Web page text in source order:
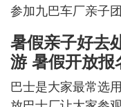
参加九巴车厂亲子
暑假亲子好去
游 暑假开放报
巴士是大家最常选